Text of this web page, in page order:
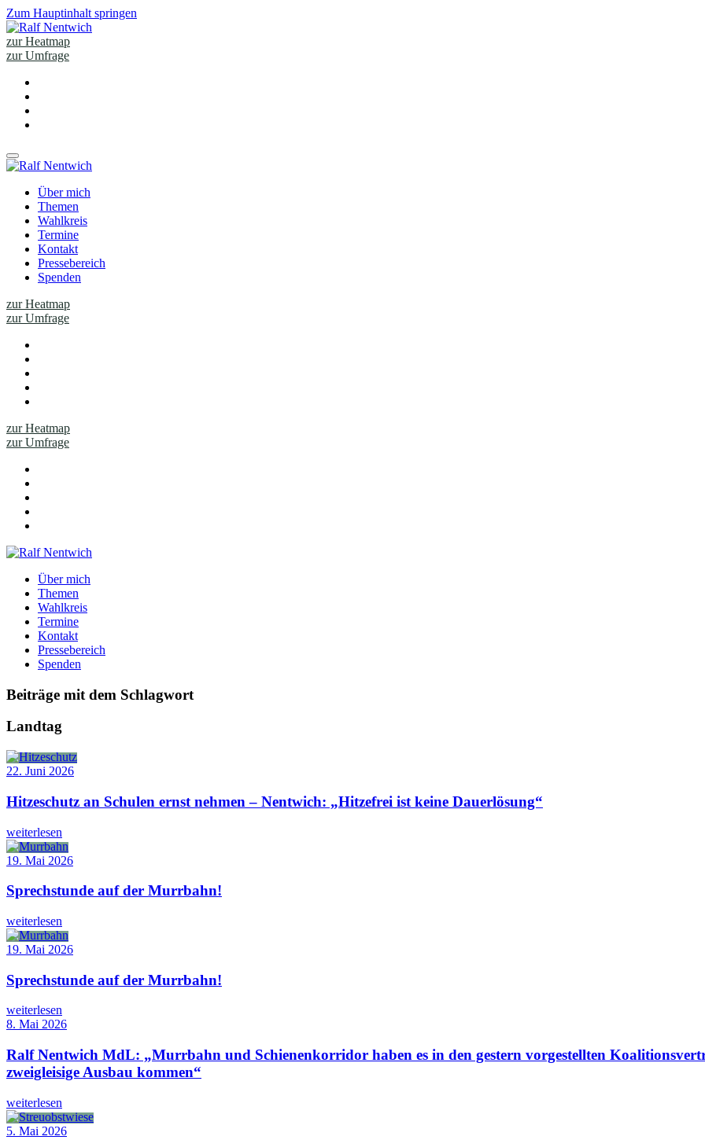
Zum Hauptinhalt springen
zur Heatmap
zur Umfrage
Über mich
Themen
Wahlkreis
Termine
Kontakt
Pressebereich
Spenden
zur Heatmap
zur Umfrage
zur Heatmap
zur Umfrage
Über mich
Themen
Wahlkreis
Termine
Kontakt
Pressebereich
Spenden
Beiträge mit dem Schlagwort
Landtag
22. Juni 2026
Hitzeschutz an Schulen ernst nehmen – Nentwich: „Hitzefrei ist keine Dauerlösung“
weiterlesen
19. Mai 2026
Sprechstunde auf der Murrbahn!
weiterlesen
19. Mai 2026
Sprechstunde auf der Murrbahn!
weiterlesen
8. Mai 2026
Ralf Nentwich MdL: „Murrbahn und Schienenkorridor haben es in den gestern vorgestellten
zweigleisige Ausbau kommen“
weiterlesen
5. Mai 2026